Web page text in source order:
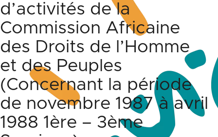
d’activités de la
Commission Africaine
des Droits de l’Homme
et des Peuples
(Concernant la période
de novembre 1987 à avril
1988 1ère – 3ème